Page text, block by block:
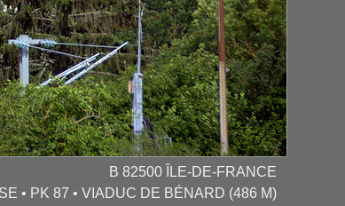
B 82500 ÎLE-DE-FRANCE
• PK 87 • VIADUC DE BÉNARD (486 M)